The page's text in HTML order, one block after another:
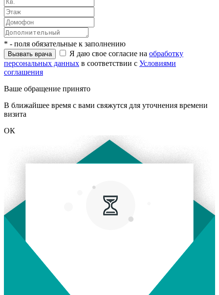
* - поля обязательные к заполнению
Я даю свое согласие на обработку
персональных данных в соответствии с Условиями
соглашения
Ваше обращение принято
В ближайшее время с вами свяжутся для уточнения времени
визита
ОК